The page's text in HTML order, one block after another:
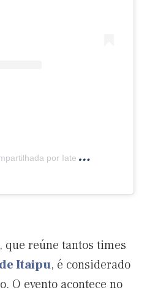
Clube Lago de Itaipu (@iclifoz)
reúne tantos times
Itaipu, é considerado
O evento acontece no